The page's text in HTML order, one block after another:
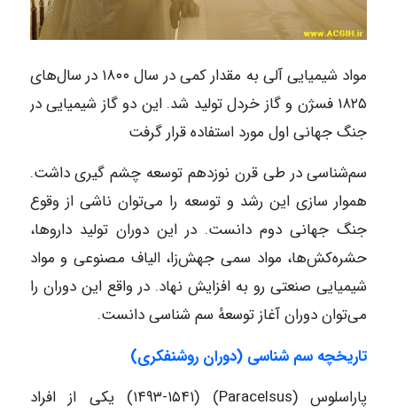
مواد شیمیایی آلی به مقدار کمی در سال ۱۸۰۰ در سال‌های
۱۸۲۵ فسژن و گاز خردل تولید شد. این دو گاز شیمیایی در
جنگ جهانی اول مورد استفاده قرار گرفت
سم‌شناسی در طی قرن نوزدهم توسعه چشم گیری داشت.
هموار سازی این رشد و توسعه را می‌توان ناشی از وقوع
جنگ جهانی دوم دانست. در این دوران تولید داروها،
حشره‌کش‌ها، مواد سمی جهش‌زا، الیاف مصنوعی و مواد
شیمیایی صنعتی رو به افزایش نهاد. در واقع این دوران را
می‌توان دوران آغاز توسعهٔ سم شناسی دانست.
تاریخچه سم شناسی (دوران روشنفکری)
پاراسلوس (Paracelsus) (۱۴۹۳-۱۵۴۱) ‏یکی از افراد